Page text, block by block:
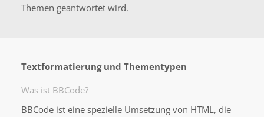
Themen geantwortet wird.
Textformatierung und Thementypen
Was ist BBCode?
BBCode ist eine spezielle Umsetzung von HTML, die